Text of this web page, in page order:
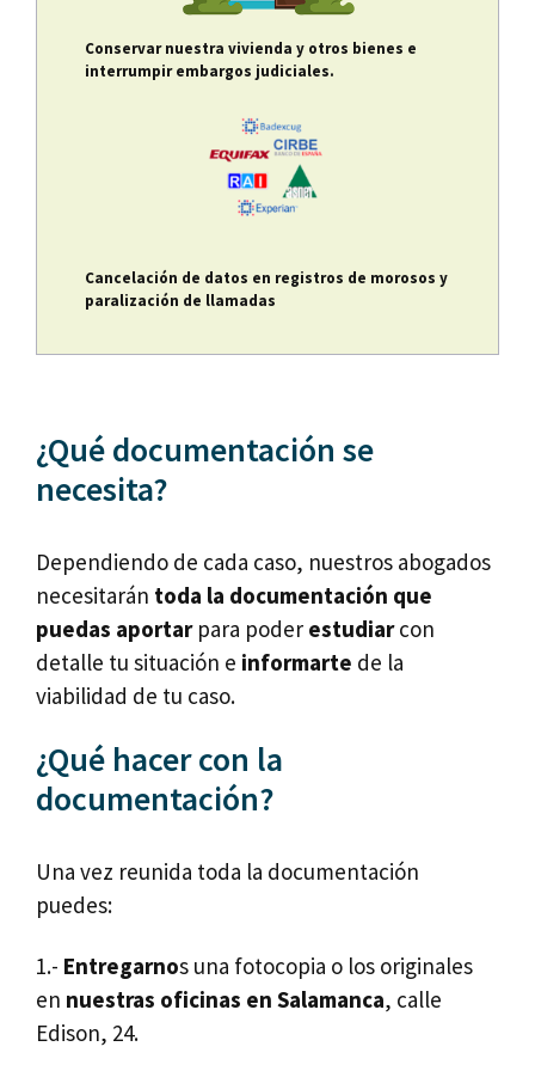
Conservar nuestra vivienda y otros bienes e
interrumpir embargos judiciales.
Cancelación de datos en registros de morosos y
paralización de llamadas
¿Qué documentación se
necesita?
Dependiendo de cada caso, nuestros abogados
necesitarán toda la documentación que
puedas aportarpara poder estudiarcon
detalle tu situación e informarte de la
viabilidad de tu caso.
¿Qué hacer con la
documentación?
Una vez reunida toda la documentación
puedes:
1.- Entregarnos una fotocopia o los originales
en nuestras oficinas en Salamanca, calle
Edison, 24.